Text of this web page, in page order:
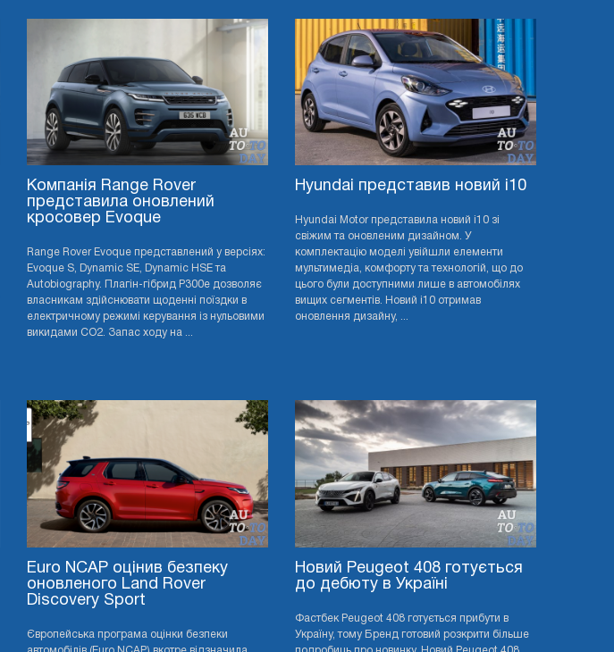
Компанія Range Rover
представила оновлений
кросовер Evoque
Range Rover Evoque представлений у версіях:
Evoque S, Dynamic SE, Dynamic HSE та
Autobiography. Плагін-гібрид P300e дозволяє
власникам здійснювати щоденні поїздки в
електричному режимі керування із нульовими
викидами CO2. Запас ходу на ...
Hyundai представив новий i10
Hyundai Motor представила новий i10 зі
свіжим та оновленим дизайном. У
комплектацію моделі увійшли елементи
мультимедіа, комфорту та технологій, що до
цього були доступними лише в автомобілях
вищих сегментів. Новий i10 отримав
оновлення дизайну, ...
Euro NCAP оцінив безпеку
оновленого Land Rover
Discovery Sport
Європейська програма оцінки безпеки
Новий Peugeot 408 готується
до дебюту в Україні
Фастбек Peugeot 408 готується прибути в
Україну, тому Бренд готовий розкрити більше